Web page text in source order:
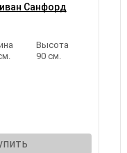
Санфорд
Высота
90 см.